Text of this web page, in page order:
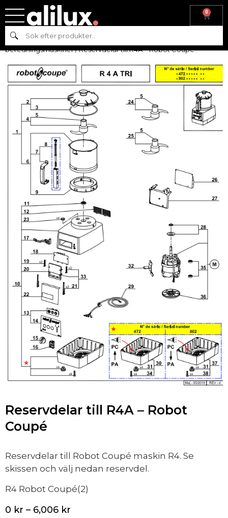
0
Sök
Hem
beredningsmaskiner/Reservdelar
beredningsmaskiner/ Reservdelar till R4A – Robot Coupé
Reservdelar till R4A – Robot
Coupé
Reservdelar till Robot Coupé maskin R4. Se
skissen och välj nedan reservdel.
R4 Robot Coupé(2)
0 kr – 6,006 kr